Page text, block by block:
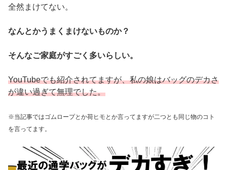
全然まけてない。
なんとかうまくまけないものか？
そんなご家庭がすごく多いらしい。
YouTubeでも紹介されてますが、私の娘はバッグのデカさ
が違い過ぎて無理でした。
※当記事ではゴムロープとか荷ヒモとか言ってますが二つとも同じ物のコト
を言ってます。